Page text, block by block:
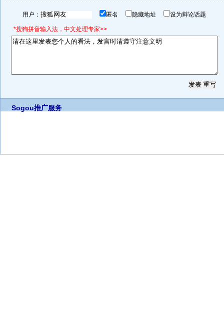
用户： 匿名 隐藏地址 设为辩论话题
*搜狗拼音输入法，中文处理专家>>
Sogou推广服务